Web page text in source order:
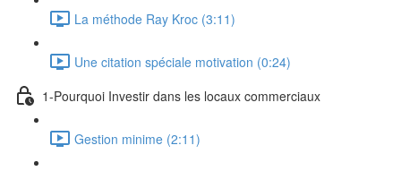
La méthode Ray Kroc (3:11)
Une citation spéciale motivation (0:24)
1-Pourquoi Investir dans les locaux commerciaux
Gestion minime (2:11)